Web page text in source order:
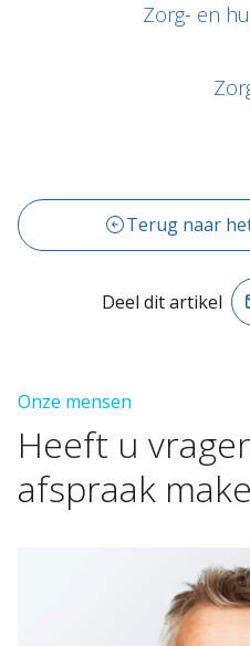
Zorg- en
Terug naar
Deel dit artikel
Onze mensen
Heeft u
afspraak